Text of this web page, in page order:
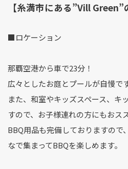
【糸満市にある”Vill Green”
■ロケーション
那覇空港から車で23分！
広々としたお庭とプールが自慢です
また、和室やキッズスペース、キ
すので、お子様連れの方にもおス
BBQ用品も完備しておりますので
なで集まってBBQを楽しめます。